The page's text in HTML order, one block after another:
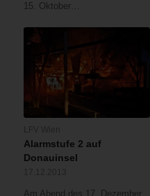
15. Oktober…
Alarmstufe 2 auf
Donauinsel
Am Abend des 17. Dezember